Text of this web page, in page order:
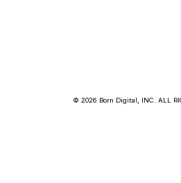
© 2026 Born Digital, INC. ALL